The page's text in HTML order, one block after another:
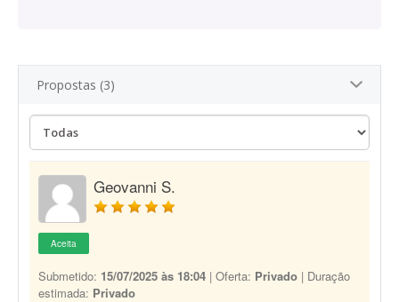
Propostas (3)
Geovanni S.
Aceita
Submetido: 15/07/2025 às 18:04 | Oferta: Privado | Duração
estimada: Privado